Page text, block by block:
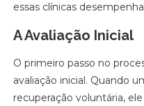
essas clínicas
A Avaliação Inicial
O primeiro passo no
avaliação inicial. Quando
recuperação voluntária,